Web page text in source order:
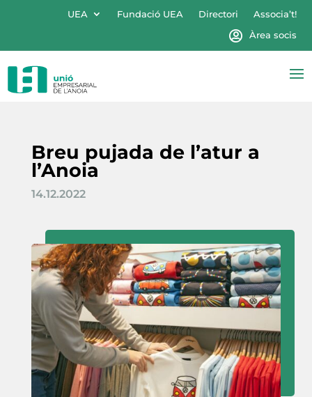
UEA Fundació UEA Directori
Associa’t!
Àrea socis
Breu pujada de l’atur a
l’Anoia
14.12.2022